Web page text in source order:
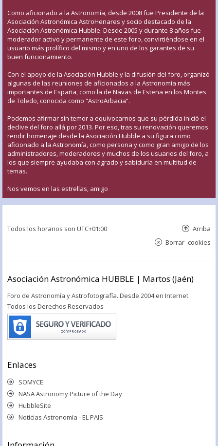
Como aficionado a la Astronomía, desde 2008 fue Presidente de la
Asociación Astronómica AstroHenares y socio destacado de la
Asociación Astronómica Hubble. Desde 2005 y durante 8 años fue
moderador activo y permanente de este foro, convirtiéndose en el
usuario más prolífico del mismo y en uno de los garantes de su
buen funcionamiento.
Con el apoyo de la Asociación Hubble y la difusión del foro, organizó
algunas de las reuniones de aficionados a la Astronomía más
importantes de España, como la de Navas de Estena en los Montes
de Toledo, conocida como “AstroArbacia”.
Podemos afirmar sin temor a equivocarnos que su pérdida inició el
declive del foro allá por 2013. Por eso, tras su renovación queremos
rendir homenaje desde la Asociación Hubble a su figura como
aficionado a la Astronomía, como persona y como gran amigo de los
administradores, moderadores y muchos de los usuarios del foro, a
los que siempre ayudaba con agrado y sabiduría en multitud de
temas.
Nos vemos en las estrellas, amigo
Todos los horarios son UTC+01:00 Arriba
Borrar cookies
Asociación Astronómica HUBBLE | Martos (Jaén)
Foro de Astronomía y Astrofotografía. Desde 2004 en Internet
Todos los Derechos Reservados
Enlaces
SOMYCE
NASA Astronomy Picture of the Day
HubbleSite
Noticias Astronomía - EL PAIS